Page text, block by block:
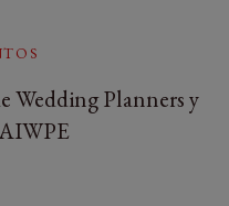
Wedding Planners y